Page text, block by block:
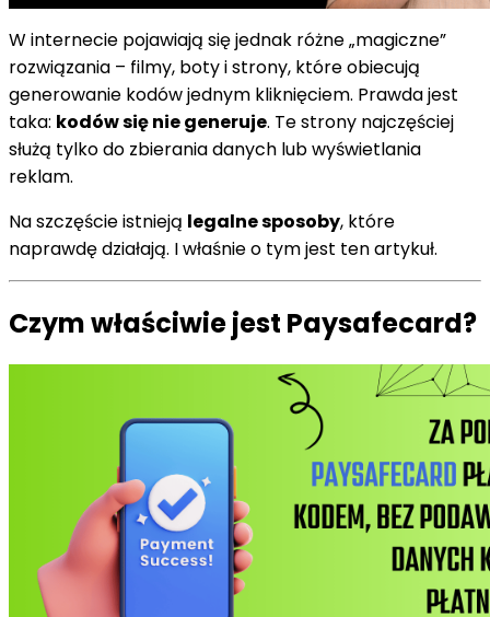
W internecie pojawiają się jednak różne „magiczne”
rozwiązania – filmy, boty i strony, które obiecują
generowanie kodów jednym kliknięciem. Prawda jest
taka: kodów się nie generuje. Te strony najczęściej
służą tylko do zbierania danych lub wyświetlania
reklam.
Na szczęście istnieją legalne sposoby, które
naprawdę działają. I właśnie o tym jest ten artykuł.
Czym właściwie jest Paysafecard?